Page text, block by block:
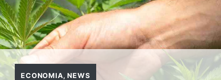
ECONOMIA,NEWS